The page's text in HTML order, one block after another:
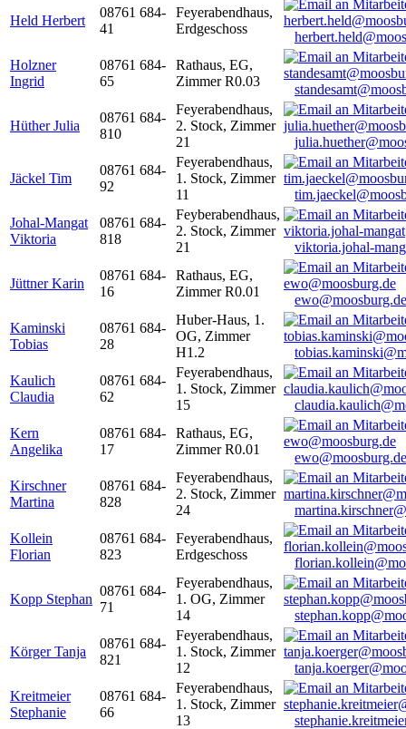
Held Herbert
08761 684-
41
Feyerabendhaus,
Erdgeschoss
Holzner
Ingrid
08761 684-
65
Rathaus, EG,
Zimmer R0.03
Hüther Julia
08761 684-
810
Feyerabendhaus,
2. Stock, Zimmer
21
Jäckel Tim
08761 684-
92
Feyerabendhaus,
1. Stock, Zimmer
11
Johal-Mangat
Viktoria
08761 684-
818
Feyberabendhaus,
2. Stock, Zimmer
21
viktoria.johal-
Jüttner Karin
08761 684-
16
Rathaus, EG,
Zimmer R0.01
ewo@moosburg.de
Kaminski
Tobias
08761 684-
28
Huber-Haus, 1.
OG, Zimmer
H1.2
Kaulich
Claudia
08761 684-
62
Feyerabendhaus,
1. Stock, Zimmer
15
Kern
Angelika
08761 684-
17
Rathaus, EG,
Zimmer R0.01
ewo@moosburg.de
Kirschner
Martina
08761 684-
828
Feyerabendhaus,
2. Stock, Zimmer
24
Kollein
Florian
08761 684-
823
Feyerabendhaus,
Erdgeschoss
Kopp Stephan
08761 684-
71
Feyerabendhaus,
1. OG, Zimmer
14
Körger Tanja
08761 684-
821
Feyerabendhaus,
1. Stock, Zimmer
12
Kreitmeier
Stephanie
08761 684-
66
Feyerabendhaus,
1. Stock, Zimmer
13